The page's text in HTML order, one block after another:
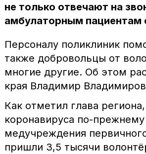
не только отвечают на
амбулаторным пациентам
Персоналу поликлиник
также добровольцы от
многие другие. Об этом
края Владимир
Как отметил глава
коронавируса по-
медучреждения
пришли 3,5 тысячи